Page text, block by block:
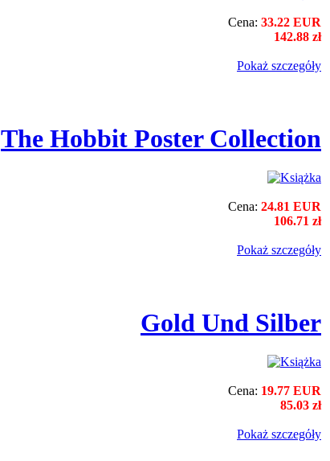
Cena: 33.22 EUR
142.88 zł
Pokaż szczegόły
The Hobbit Poster Collection
Cena: 24.81 EUR
106.71 zł
Pokaż szczegόły
Gold Und Silber
Cena: 19.77 EUR
85.03 zł
Pokaż szczegόły